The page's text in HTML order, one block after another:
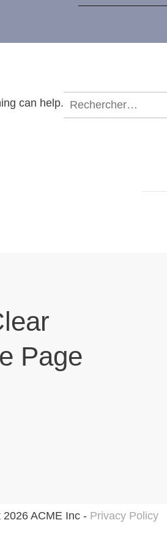
can help. Rechercher :
Page
2026 ACME Inc - Privacy Policy